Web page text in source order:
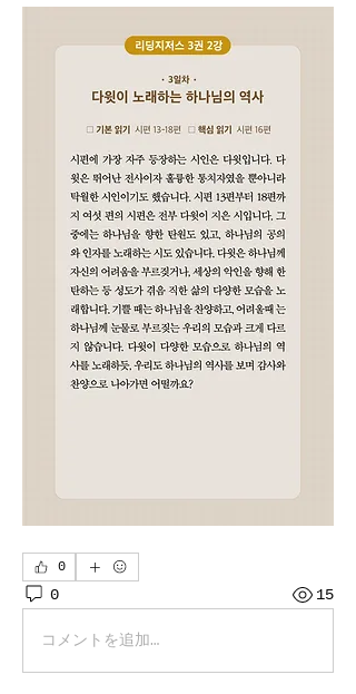
0
0 15
コメントを追加…